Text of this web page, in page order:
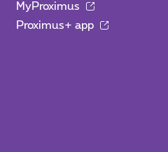
MyProximus
Proximus+ app